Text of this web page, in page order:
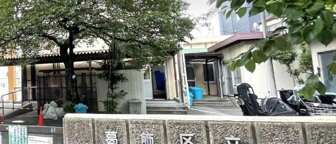
価格査定を依頼する
相場データを依頼する
新着物件お知らせメール
相場データ提供サービス
買替えシミュレーション
買替え成功のポイント
不動産相場価格推定システム
購入時・購入後のサポート
不動産用語
住まいをさがすときに役立つ読みもの
価格査定サービス
AI査定＋チャット相談
相場データ提供サービス
買替えシミュレーション
お客さまの声（売却）
売主さま向けのサービス
割引サービスの案内
住まいを売るときに役立つ読みもの
売却依頼時の契約の種類
売却成功のコツ
買替え成功のポイント
不動産の売却Q&A
マンガで分かる住まいの売却
ピッタリ売却スタイル診断
売却に関する問合せ
ウィルの中古×リフォームの本
知っておきたいトラブル
購入時・購入後のサポート
リフォームするときに役立つ読みもの
IRニュース
投資家の皆様へ
決算発表
IRカレンダー
IRライブラリー
電子公告
株式関連情報
会社見学会